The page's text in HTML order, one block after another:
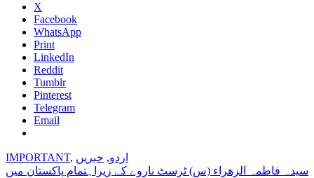
X
Facebook
WhatsApp
Print
LinkedIn
Reddit
Tumblr
Pinterest
Telegram
Email
IMPORTANT, اردو, خبریں
Post
سیدہ فاطمہ الزھراء (س) ٹرسٹ ناروے کے زیراہتمام پاکستان میں